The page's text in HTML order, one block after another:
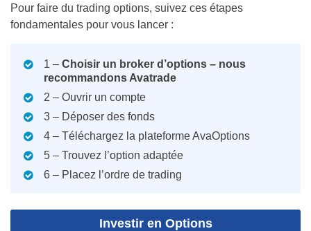
Pour faire du trading options, suivez ces étapes
fondamentales pour vous lancer :
1 – Choisir un broker d’options – nous
recommandons Avatrade
2 – Ouvrir un compte
3 – Déposer des fonds
4 – Téléchargez la plateforme AvaOptions
5 – Trouvez l’option adaptée
6 – Placez l’ordre de trading
Investir en Options